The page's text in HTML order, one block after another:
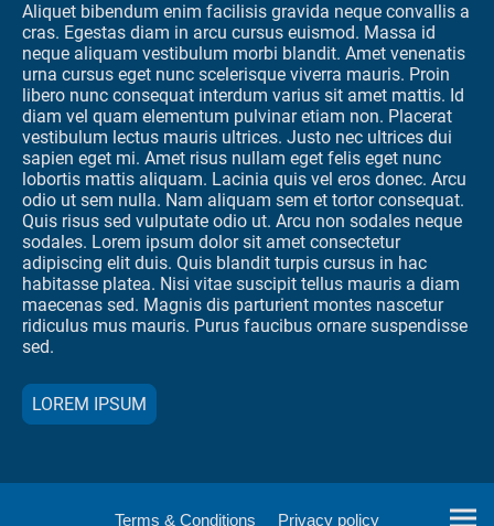
Aliquet bibendum enim facilisis gravida neque convallis a
cras. Egestas diam in arcu cursus euismod. Massa id
neque aliquam vestibulum morbi blandit. Amet venenatis
urna cursus eget nunc scelerisque viverra mauris. Proin
libero nunc consequat interdum varius sit amet mattis. Id
diam vel quam elementum pulvinar etiam non. Placerat
vestibulum lectus mauris ultrices. Justo nec ultrices dui
sapien eget mi. Amet risus nullam eget felis eget nunc
lobortis mattis aliquam. Lacinia quis vel eros donec. Arcu
odio ut sem nulla. Nam aliquam sem et tortor consequat.
Quis risus sed vulputate odio ut. Arcu non sodales neque
sodales. Lorem ipsum dolor sit amet consectetur
adipiscing elit duis. Quis blandit turpis cursus in hac
habitasse platea. Nisi vitae suscipit tellus mauris a diam
maecenas sed. Magnis dis parturient montes nascetur
ridiculus mus mauris. Purus faucibus ornare suspendisse
sed.
LOREM IPSUM
Terms & Conditions Privacy policy